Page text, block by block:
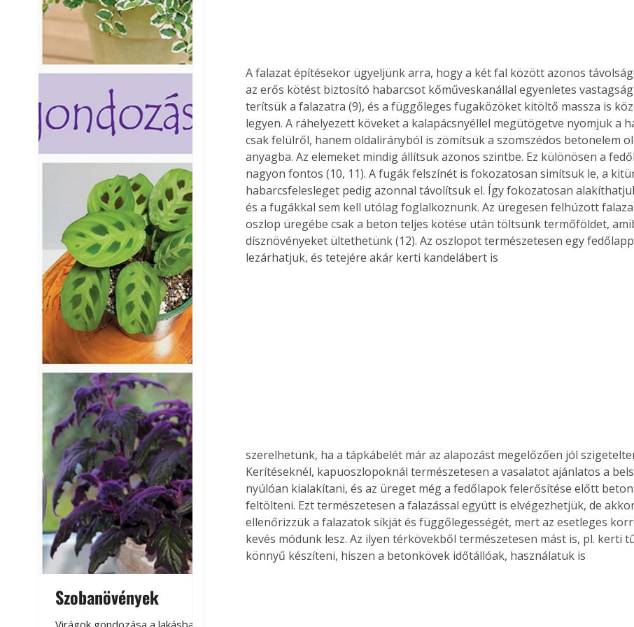
Szobanövények
A falazat építésekor ügyeljünk arra, hogy a két fal között azonos
az erős kötést biztosító habarcsot kőműveskanállal egyenletes
terítsük a falazatra (9), és a függőleges fugaközöket kitöltő massza is
legyen. A ráhelyezett köveket a kalapácsnyéllel megütögetve nyomjuk a
csak felülről, hanem oldalirányból is zömítsük a szomszédos betonelem
anyagba. Az elemeket mindig állítsuk azonos szintbe. Ez különösen a
nagyon fontos (10, 11). A fugák felszínét is fokozatosan simítsuk le, a
habarcsfelesleget pedig azonnal távolítsuk el. Így fokozatosan
és a fugákkal sem kell utólag foglalkoznunk. Az üregesen felhúzott
oszlop üregébe csak a beton teljes kötése után töltsünk termőföldet,
dísznövényeket ültethetünk (12). Az oszlopot természetesen egy
lezárhatjuk, és tetejére akár kerti kandelábert is
szerelhetünk, ha a tápkábelét már az alapozást megelőzően jól
Kerítéseknél, kapuoszlopoknál természetesen a vasalatot ajánlatos a
nyúlóan kialakítani, és az üreget még a fedőlapok felerősítése előtt
feltölteni. Ezt természetesen a falazással együtt is elvégezhetjük, de
ellenőrizzük a falazatok síkját és függőlegességét, mert az esetleges
kevés módunk lesz. Az ilyen térkövekből természetesen mást is, pl. kerti
könnyű készíteni, hiszen a betonkövek időtállóak, használatuk is